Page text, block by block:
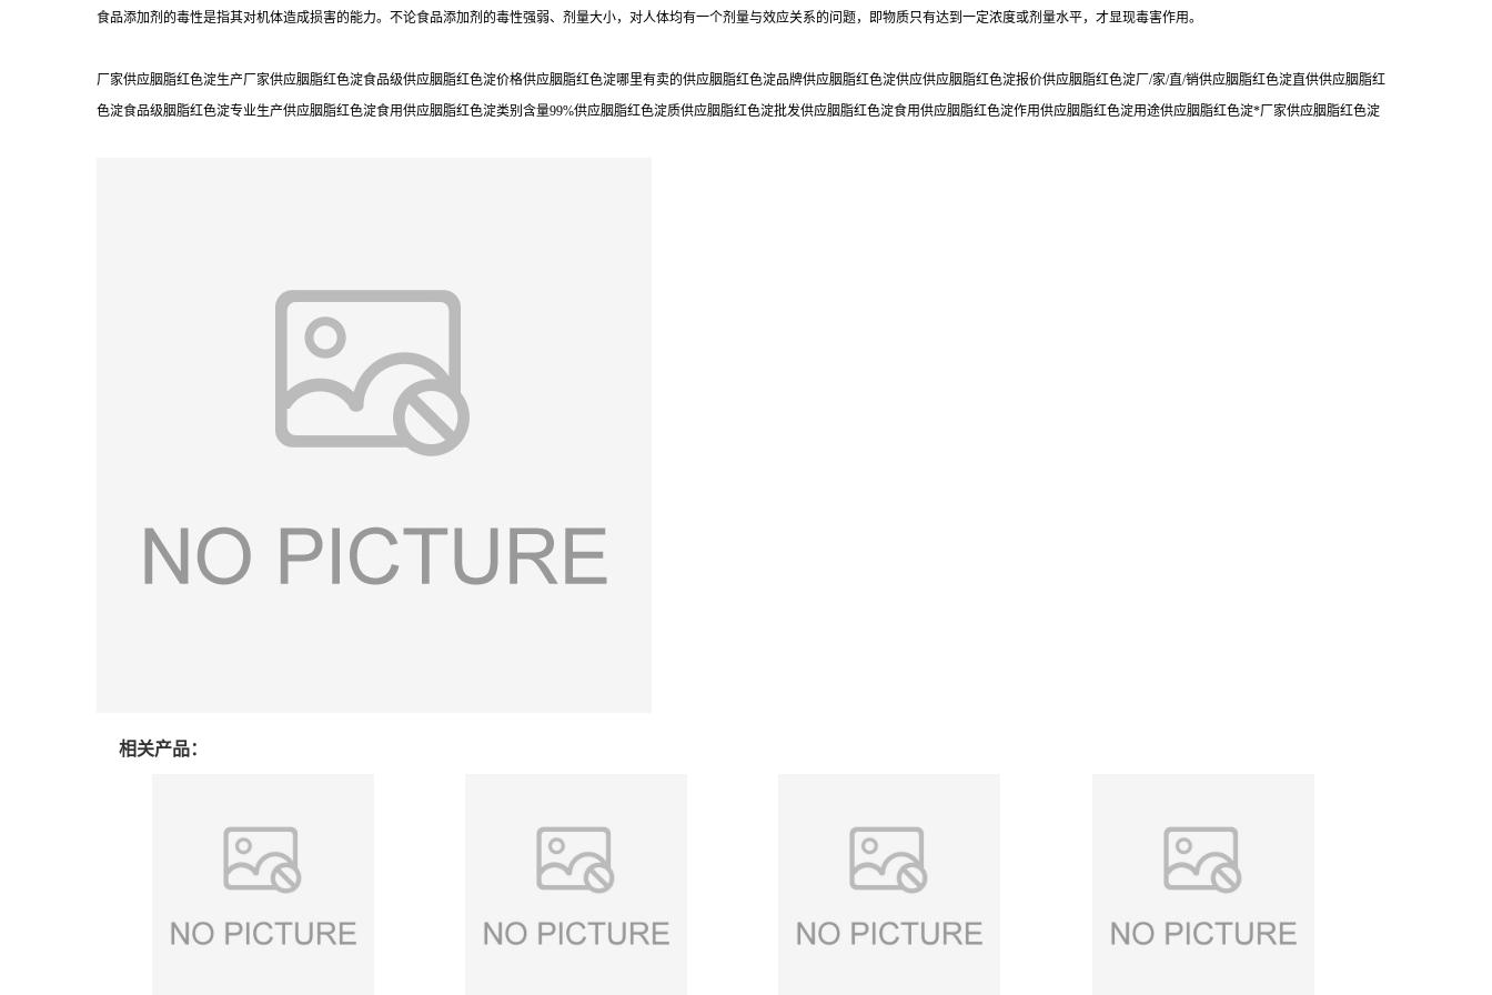
食品添加剂的毒性是指其对机体造成损害的能力。不论食品添加剂的毒性强弱、剂量大小，对人体均有一个剂量与效应关系的问题，即物质只有达到一定浓度或剂量水平，才显现毒害作用。
厂家供应胭脂红色淀生产厂家供应胭脂红色淀食品级供应胭脂红色淀价格供应胭脂红色淀哪里有卖的供应胭脂红色淀品牌供应胭脂红色淀供应供应胭脂红色淀报价供应胭脂红色淀厂/家/直/销供应胭脂红色淀直供供应胭脂红
色淀食品级胭脂红色淀专业生产供应胭脂红色淀食用供应胭脂红色淀类别含量99%供应胭脂红色淀质供应胭脂红色淀批发供应胭脂红色淀食用供应胭脂红色淀作用供应胭脂红色淀用途供应胭脂红色淀*厂家供应胭脂红色淀
相关产品：